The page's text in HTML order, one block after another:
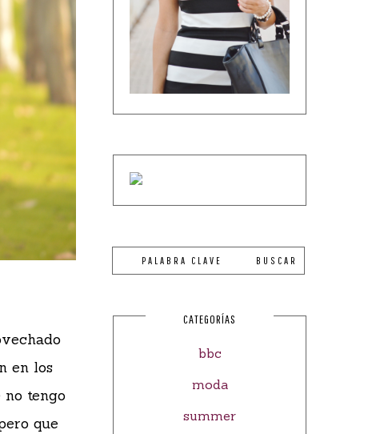
en los
no tengo
que
CATEGORÍAS
bbc
moda
summer